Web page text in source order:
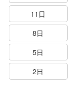
11日
8日
5日
2日